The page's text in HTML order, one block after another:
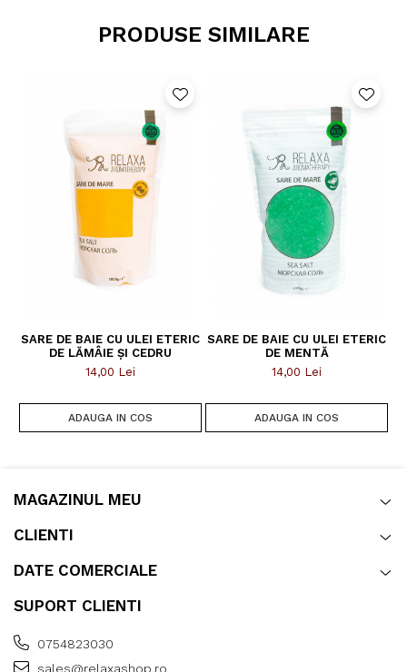
PRODUSE SIMILARE
SARE DE BAIE CU ULEI ETERIC
DE LĂMÂIE ȘI CEDRU
14,00 Lei
ADAUGA IN COS
SARE DE BAIE CU ULEI ETERIC
DE MENTĂ
14,00 Lei
ADAUGA IN COS
MAGAZINUL MEU
CLIENTI
DATE COMERCIALE
SUPORT CLIENTI
0754823030
sales@relaxashop.ro